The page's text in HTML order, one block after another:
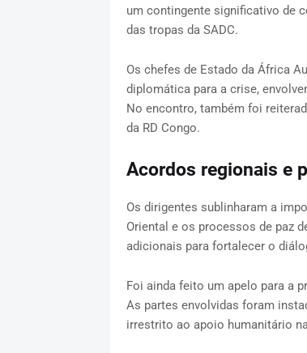
um contingente significativo de
das tropas da SADC.
Os chefes de Estado da África
diplomática para a crise,
No encontro, também foi
da RD Congo.
Acordos regionais e
Os dirigentes sublinharam a
Oriental e os processos de paz
adicionais para fortalecer o
Foi ainda feito um apelo para a
As partes envolvidas foram
irrestrito ao apoio humanitário